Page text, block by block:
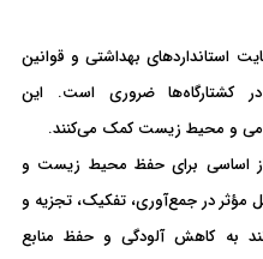
استانداردهای بهداشتی و قوانین
کشتارگاه‌ها ضروری است. این
و محیط زیست کمک می‌کنند.
اساسی برای حفظ محیط زیست و
مؤثر در جمع‌آوری، تفکیک، تجزیه و
به کاهش آلودگی و حفظ منابع